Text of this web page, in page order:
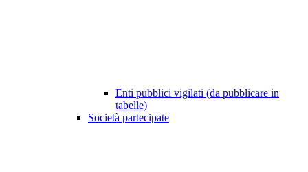
Enti pubblici vigilati (da pubblicare in
tabelle)
Società partecipate